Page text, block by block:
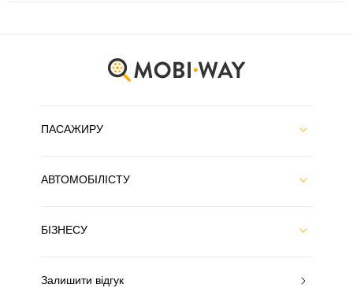
ПАСАЖИРУ
АВТОМОБІЛІСТУ
БІЗНЕСУ
Залишити відгук